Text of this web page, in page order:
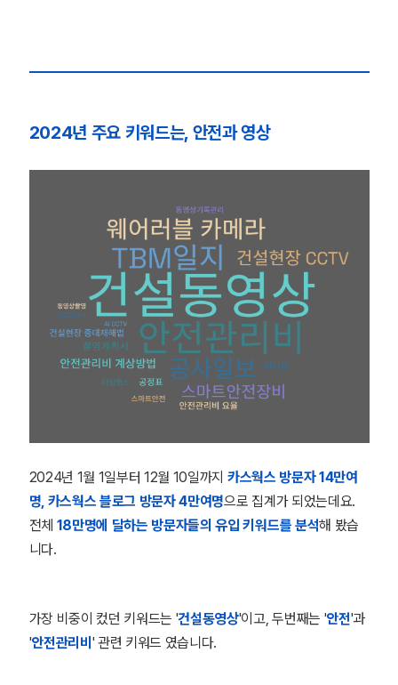
2024년 주요 키워드는, 안전과 영상
2024년 1월 1일부터 12월 10일까지 카스웍스 방문자 14만여
명, 카스웍스 블로그 방문자 4만여명으로 집계가 되었는데요.
전체 18만명에 달하는 방문자들의 유입 키워드를 분석해 봤습
니다.
가장 비중이 컸던 키워드는 '건설동영상'이고, 두번째는 '안전'과
'안전관리비 ' 관련 키워드 였습니다.